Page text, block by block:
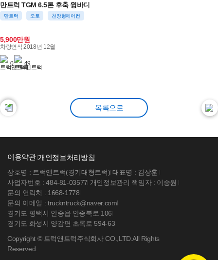
만트럭 TGM 6.5톤 후축 윙바디
만트럭 오토 천장형에어컨
5,900만원
차량연식 2018년 12월
0 49
벤츠 아록스 25톤 후축 상승 윙바디
목록으로
이용약관 개인정보처리방침
상호명 : 트럭앤트럭(경기대형트럭) 대표명 : 김상훈
사업자번호 : 484-81-03577 개인정보관리 책임자 : 이승원
문의 연락처 : 1668-1778
문의 이메일 : truckntruck@naver.com
경기도 평택시 안중읍 안중북로 106
경기도 화성시 양감면 초록로 594-63
Copyright © 트럭앤트럭주식회사 CO.,LTD.All Rights
Reserved.